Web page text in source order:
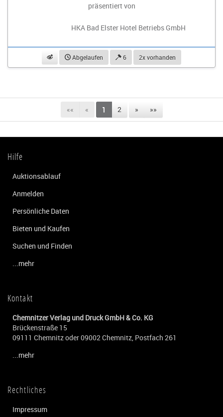
präsentiert von
HKA Bad Elster Hotel Betriebs GmbH
beobachtenAbgelaufen 6 2x vorhanden
«« « 1 2 » »»
Hilfe
Auktionsablauf
Anmelden
Persönliche Daten
Bieten und Kaufen
Suchen und Finden
...mehr
Kontakt
Chemnitzer Verlag und Druck GmbH & Co. KG
Brückenstraße 15
09111 Chemnitz oder 09002 Chemnitz, Postfach 261
...mehr
Rechtliches
Impressum